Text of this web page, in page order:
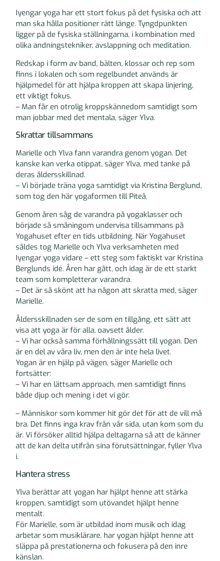
Iyengar yoga har ett stort fokus på det fysiska och att
man ska hålla positioner rätt länge. Tyngdpunkten
ligger på de fysiska ställningarna, i kombination med
olika andningstekniker, avslappning och meditation.
Redskap i form av band, bälten, klossar och rep som
finns i lokalen och som regelbundet används är
hjälpmedel för att hjälpa kroppen att skapa linjering,
ett viktigt fokus.
– Man får en otrolig kroppskännedom samtidigt som
man jobbar med det mentala, säger Ylva.
Skrattar tillsammans
Marielle och Ylva fann varandra genom yogan. Det
kanske kan verka otippat, säger Ylva, med tanke på
deras åldersskillnad.
– Vi började träna yoga samtidigt via Kristina Berglund,
som tog den här yogaformen till Piteå.
Genom åren såg de varandra på yogaklasser och
började så småningom undervisa tillsammans på
Yogahuset efter en tids utbildning. När Yogahuset
såldes tog Marielle och Ylva verksamheten med
Iyengar yoga vidare – ett steg som faktiskt var Kristina
Berglunds idé. Åren har gått, och idag är de ett starkt
team som kompletterar varandra.
– Det är så skönt att ha någon att skratta med, säger
Marielle.
Åldersskillnaden ser de som en tillgång, ett sätt att
visa att yoga är för alla, oavsett ålder.
– Vi har också samma förhållningssätt till yogan. Den
är en del av våra liv, men den är inte hela livet.
Yogan är en hjälp på vägen, säger Marielle och
fortsätter:
– Vi har en lättsam approach, men samtidigt finns
både djup och mening i det vi gör.
– Människor som kommer hit gör det för att de vill må
bra. Det finns inga krav från vår sida, utan kom som du
är. Vi försöker alltid hjälpa deltagarna så att de känner
att de kan delta utifrån sina förutsättningar, fyller Ylva
i.
Hantera stress
Ylva berättar att yogan har hjälpt henne att stärka
kroppen, samtidigt som utövandet hjälpt henne
mentalt.
För Marielle, som är utbildad inom musik och idag
arbetar som musiklärare, har yogan hjälpt henne att
släppa på prestationerna och fokusera på den inre
känslan.